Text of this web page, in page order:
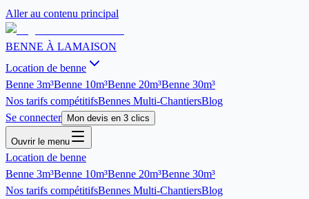
Aller au contenu principal
BENNE À LAMAISON
Location de benne
Benne 3m³Benne 10m³Benne 20m³Benne 30m³
Nos tarifs compétitifsBennes Multi-ChantiersBlog
Se connecter
Mon devis en 3 clics
Ouvrir le menu
Location de benne
Benne 3m³Benne 10m³Benne 20m³Benne 30m³
Nos tarifs compétitifsBennes Multi-ChantiersBlog